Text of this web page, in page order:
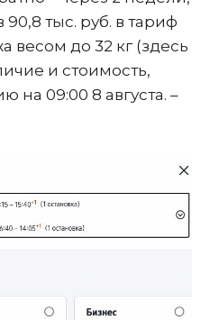
90,8 тыс. руб. в тариф
весом до 32 кг (здесь
и стоимость,
на 09:00 8 августа. –